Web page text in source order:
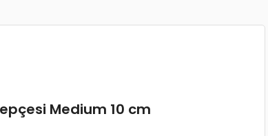
Medium 10 cm